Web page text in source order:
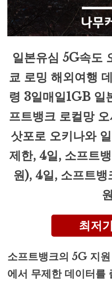
일본유심 5G속도
쿄 로밍 해외여행
령 3일매일1GB
프트뱅크 로컬망
삿포로 오키나와
제한, 4일, 소프트
원), 4일, 소프트뱅
최저
소프트뱅크의 5G 지
에서 무제한 데이터를